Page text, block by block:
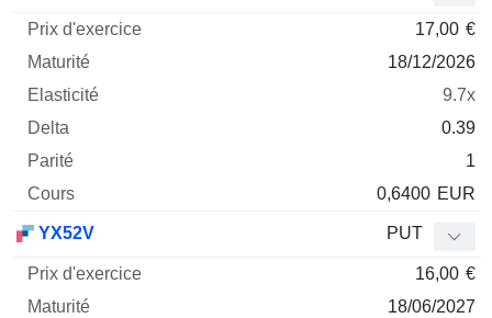
17,00 €
18/12/2026
9.7x
0.39
1
0,6400 EUR
YX52V PUT
16,00 €
18/06/2027